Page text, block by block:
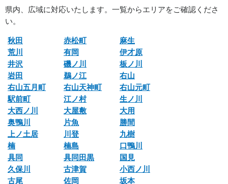
県内、広域に対応いたします。一覧からエリアをご確認くださ
い。
秋田 赤松町
麻生
荒川
有岡
伊才原
井沢
磯ノ川
板ノ川
岩田
鵜ノ江
右山
右山五月町
右山天神町
右山元町
駅前町
江ノ村
生ノ川
大西ノ川
大屋敷
大用
奥鴨川
片魚
勝間
上ノ土居
川登
九樹
楠
楠島
口鴨川
具同
具同田黒
国見
久保川
古津賀
小西ノ川
古尾
佐岡
坂本